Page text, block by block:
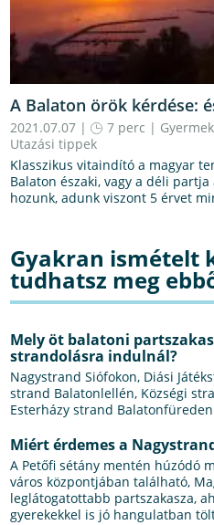
A Balaton örök kérdése:
2021.07.07 | 7 perc |
Utazási tippek
Klasszikus vitaindító a magyar
Balaton északi, vagy a déli
hozunk, adunk viszont 5 érvet
Gyakran ismételt
tudhatsz meg
Mely öt balatoni
strandolásra indulnál?
Nagystrand Siófokon, Diási
strand Balatonlellén, Községi
Esterházy strand
Miért érdemes a
A Petőfi sétány mentén húzódó
város központjában található,
leglátogatottabb partszakasza,
gyerekekkel is jó hangulatban